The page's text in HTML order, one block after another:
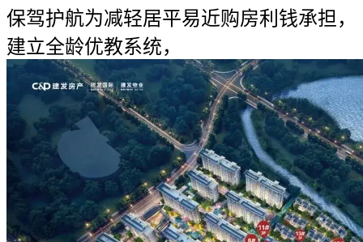
保驾护航为减轻居平易近购房利钱承担，
建立全龄优教系统，